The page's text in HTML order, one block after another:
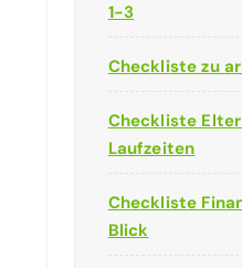
1-3
Checkliste zu
Checkliste
Laufzeiten
Checkliste
Blick